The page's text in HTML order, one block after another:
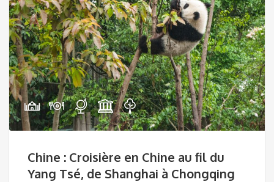
Chine : Croisière en Chine au fil du
Yang Tsé, de Shanghai à Chongqing